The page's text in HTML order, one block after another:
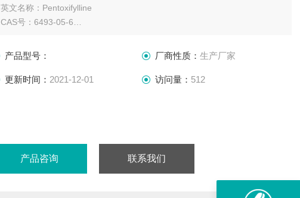
英文名称：Pentoxifylline
CAS号：6493-05-6
分子量 : 278.31
单位：瓶
产品型号： 厂商性质： 生产厂家
更新时间： 2021-12-01 访问量： 512
产品咨询 联系我们